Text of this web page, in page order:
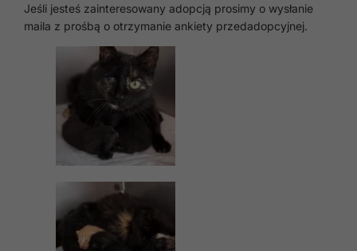
Jeśli jesteś zainteresowany adopcją prosimy o wysłanie
maila z prośbą o otrzymanie ankiety przedadopcyjnej.